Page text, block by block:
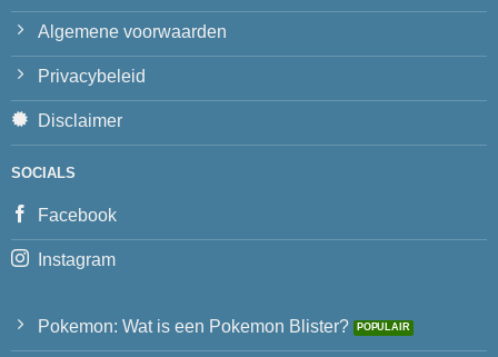
Algemene voorwaarden
Privacybeleid
Disclaimer
SOCIALS
Facebook
Instagram
Pokemon: Wat is een Pokemon Blister?